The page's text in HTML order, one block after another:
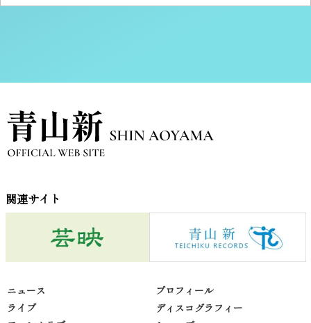
関連サイト
ニュース
プロフィール
ライブ
ディスコグラフィー